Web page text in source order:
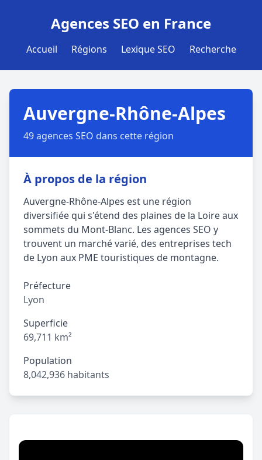
Agences SEO en France
Accueil Régions Lexique SEO Recherche
Auvergne-Rhône-Alpes
49 agences SEO dans cette région
À propos de la région
Auvergne-Rhône-Alpes est une région
diversifiée qui s'étend des plaines de la Loire aux
sommets du Mont-Blanc. Les agences SEO y
trouvent un marché varié, des entreprises tech
de Lyon aux PME touristiques de montagne.
Préfecture
Lyon
Superficie
69,711 km²
Population
8,042,936 habitants